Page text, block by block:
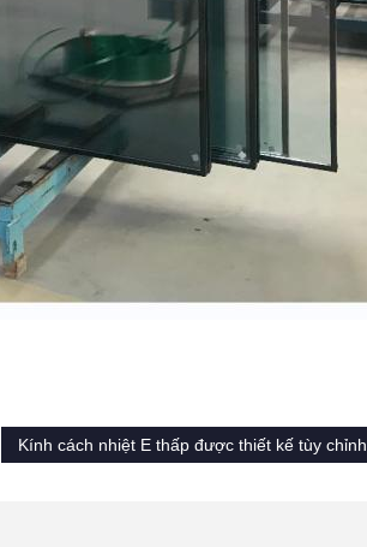
Kính cách nhiệt E thấp được thiết kế tùy chỉnh